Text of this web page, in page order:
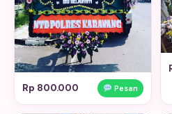
Rp 800.000 Pesan